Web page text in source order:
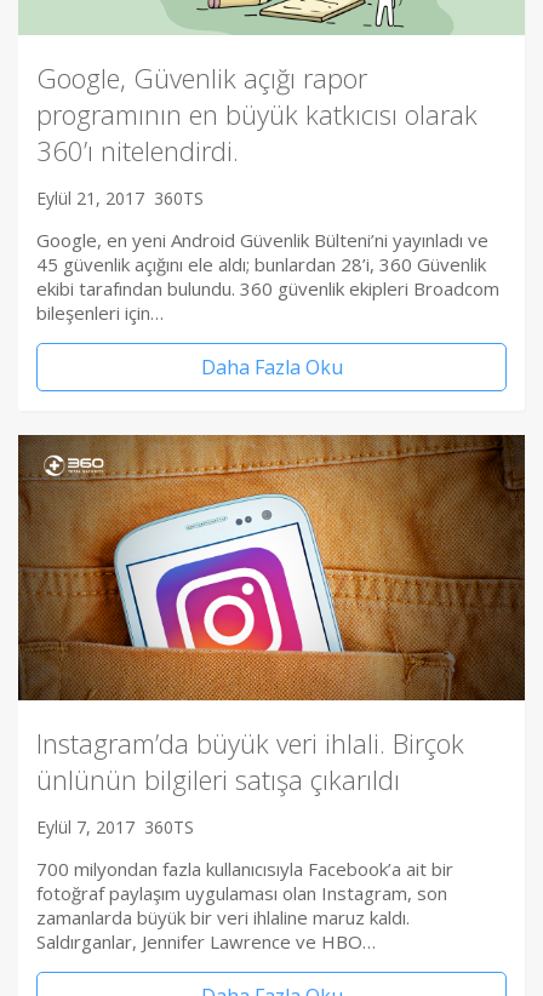
Google, Güvenlik açığı rapor
programının en büyük katkıcısı olarak
360’ı nitelendirdi.
Eylül 21, 2017 360TS
Google, en yeni Android Güvenlik Bülteni’ni yayınladı ve
45 güvenlik açığını ele aldı; bunlardan 28’i, 360 Güvenlik
ekibi tarafından bulundu. 360 güvenlik ekipleri Broadcom
bileşenleri için…
Daha Fazla Oku
Instagram’da büyük veri ihlali. Birçok
ünlünün bilgileri satışa çıkarıldı
Eylül 7, 2017 360TS
700 milyondan fazla kullanıcısıyla Facebook’a ait bir
fotoğraf paylaşım uygulaması olan Instagram, son
zamanlarda büyük bir veri ihlaline maruz kaldı.
Saldırganlar, Jennifer Lawrence ve HBO…